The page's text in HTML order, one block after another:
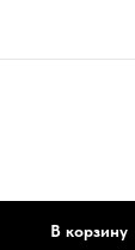
В корзину